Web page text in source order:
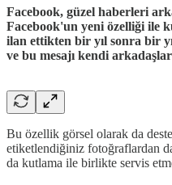
Facebook, güzel haberleri
Facebook'un yeni özelliği ile
ilan ettikten bir yıl sonra bir
ve bu mesajı kendi
Bu özellik görsel olarak da
etiketlendiğiniz fotoğraflardan
da kutlama ile birlikte servis